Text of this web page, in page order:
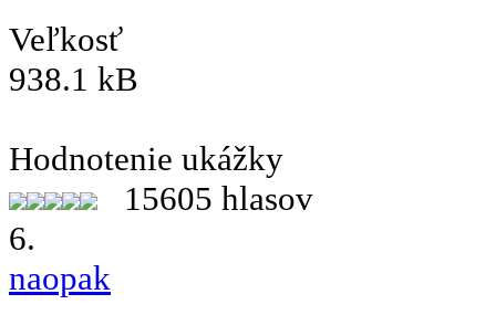
Veľkosť
938.1 kB
Hodnotenie ukážky
15605 hlasov
6.
naopak